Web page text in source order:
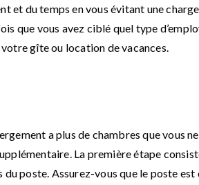
et du temps en vous évitant une
que vous avez ciblé quel type
gîte ou location de vacances.
a plus de chambres que vous
La première étape
poste. Assurez-vous que le poste